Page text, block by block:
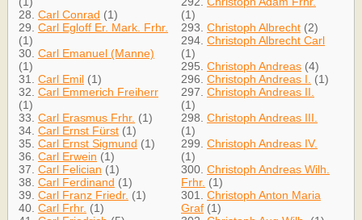
28. Carl Conrad (1)
29. Carl Egloff Er. Mark. Frhr.
(1)
30. Carl Emanuel (Manne)
(1)
31. Carl Emil (1)
32. Carl Emmerich Freiherr
(1)
33. Carl Erasmus Frhr. (1)
34. Carl Ernst Fürst (1)
35. Carl Ernst Sigmund (1)
36. Carl Erwein (1)
37. Carl Felician (1)
38. Carl Ferdinand (1)
39. Carl Franz Friedr. (1)
40. Carl Frhr. (1)
(1)
293. Christoph Albrecht (2)
294. Christoph Albrecht Carl
(1)
295. Christoph Andreas (4)
296. Christoph Andreas I.
(1)
297. Christoph Andreas II.
(1)
298. Christoph Andreas III.
(1)
299. Christoph Andreas IV.
(1)
300. Christoph Andreas Wilh.
Frhr. (1)
301. Christoph Anton Maria
Graf (1)